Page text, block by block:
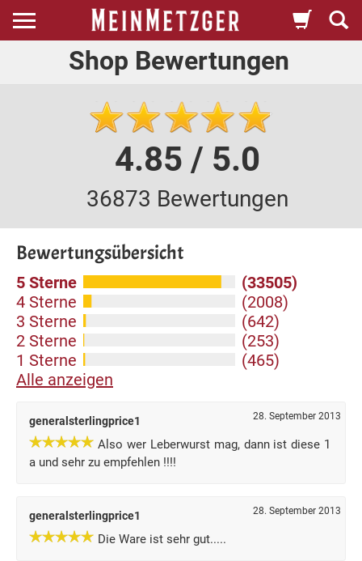
Shop Bewertungen
4.85 / 5.0
36873 Bewertungen
Bewertungsübersicht
5 Sterne
(33505)
4 Sterne
(2008)
3 Sterne
(642)
2 Sterne
(253)
1 Sterne
(465)
Alle anzeigen
generalsterlingprice1 28. September 2013
Also wer Leberwurst mag, dann ist diese 1
a und sehr zu empfehlen !!!!
generalsterlingprice1 28. September 2013
Die Ware ist sehr gut.....